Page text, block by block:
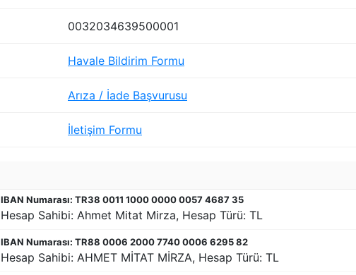
0032034639500001
Havale Bildirim Formu
Arıza / İade Başvurusu
İletişim Formu
IBAN Numarası: TR38 0011 1000 0000 0057 4687 35
Hesap Sahibi: Ahmet Mitat Mirza, Hesap Türü: TL
IBAN Numarası: TR88 0006 2000 7740 0006 6295 82
Hesap Sahibi: AHMET MİTAT MİRZA, Hesap Türü: TL